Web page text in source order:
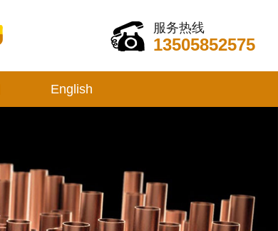
服务热线
13505852575
English